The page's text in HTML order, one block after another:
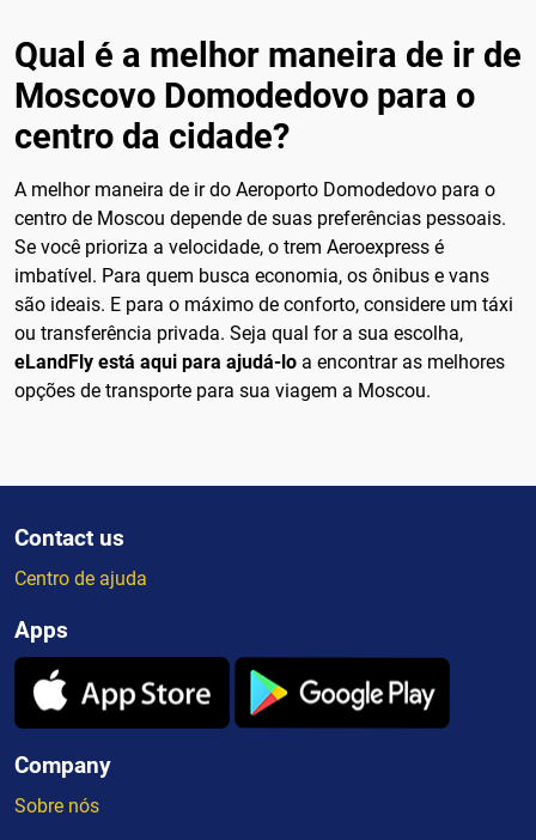
Qual é a melhor maneira de ir de
Moscovo Domodedovo para o
centro da cidade?
A melhor maneira de ir do Aeroporto Domodedovo para o
centro de Moscou depende de suas preferências pessoais.
Se você prioriza a velocidade, o trem Aeroexpress é
imbatível. Para quem busca economia, os ônibus e vans
são ideais. E para o máximo de conforto, considere um táxi
ou transferência privada. Seja qual for a sua escolha,
eLandFly está aqui para ajudá-lo a encontrar as melhores
opções de transporte para sua viagem a Moscou.
Contact us
Centro de ajuda
Apps
Company
Sobre nós